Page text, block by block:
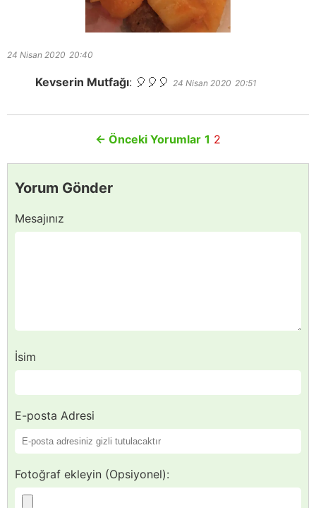
24 Nisan 2020 20:40
Kevserin Mutfağı: 🎈🎈🎈 24 Nisan 2020 20:51
← Önceki Yorumlar 1 2
Yorum Gönder
Mesajınız
İsim
E-posta Adresi
Fotoğraf ekleyin (Opsiyonel):